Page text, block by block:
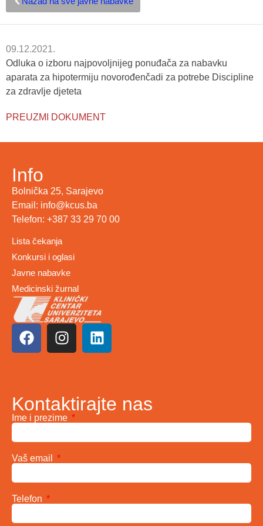
09.12.2021.
Odluka o izboru najpovoljnijeg ponuđača za nabavku
aparata za hipotermiju novorođenčadi za potrebe Discipline
za zdravlje djeteta
PREUZMI DOKUMENT
Info
Bolnička 25, Sarajevo
Email: info@kcus.ba
Telefon: +387 33 29 70 00
Lista čekanja
Konkursi i oglasi
Javne nabavke
Medicinski žurnal
Kontaktirajte nas
Ime i prezime
Vaš email
Telefon